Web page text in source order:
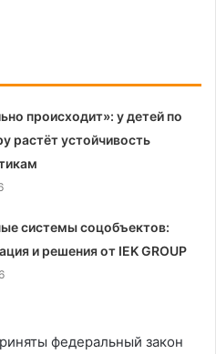
происходит»: у детей по
растёт устойчивость
системы соцобъектов:
и решения от IEK GROUP
федеральный закон